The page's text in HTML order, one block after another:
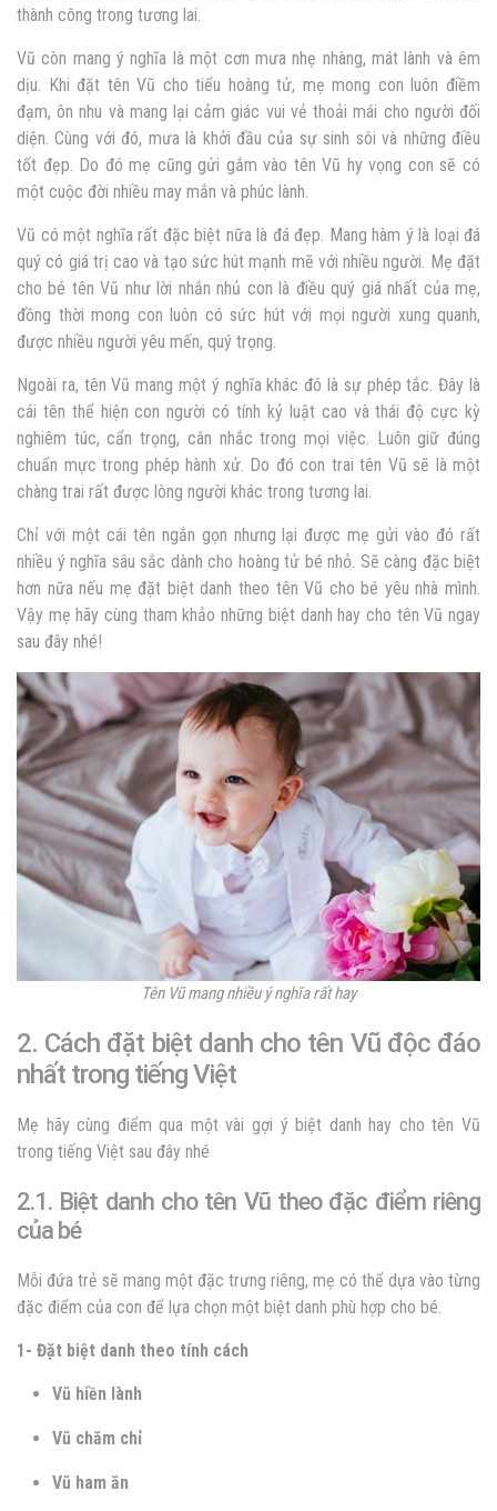
thành công trong tương lai.
Vũ còn mang ý nghĩa là một cơn mưa nhẹ nhàng, mát lành và êm
dịu. Khi đặt tên Vũ cho tiểu hoàng tử, mẹ mong con luôn điềm
đạm, ôn nhu và mang lại cảm giác vui vẻ thoải mái cho người đối
diện. Cùng với đó, mưa là khởi đầu của sự sinh sôi và những điều
tốt đẹp. Do đó mẹ cũng gửi gắm vào tên Vũ hy vọng con sẽ có
một cuộc đời nhiều may mắn và phúc lành.
Vũ có một nghĩa rất đặc biệt nữa là đá đẹp. Mang hàm ý là loại đá
quý có giá trị cao và tạo sức hút mạnh mẽ với nhiều người. Mẹ đặt
cho bé tên Vũ như lời nhắn nhủ con là điều quý giá nhất của mẹ,
đồng thời mong con luôn có sức hút với mọi người xung quanh,
được nhiều người yêu mến, quý trọng.
Ngoài ra, tên Vũ mang một ý nghĩa khác đó là sự phép tắc. Đây là
cái tên thể hiện con người có tính kỷ luật cao và thái độ cực kỳ
nghiêm túc, cẩn trọng, cân nhắc trong mọi việc. Luôn giữ đúng
chuẩn mực trong phép hành xử. Do đó con trai tên Vũ sẽ là một
chàng trai rất được lòng người khác trong tương lai.
Chỉ với một cái tên ngắn gọn nhưng lại được mẹ gửi vào đó rất
nhiều ý nghĩa sâu sắc dành cho hoàng tử bé nhỏ. Sẽ càng đặc biệt
hơn nữa nếu mẹ đặt biệt danh theo tên Vũ cho bé yêu nhà mình.
Vậy mẹ hãy cùng tham khảo những biệt danh hay cho tên Vũ ngay
sau đây nhé!
Tên Vũ mang nhiều ý nghĩa rất hay
2. Cách đặt biệt danh cho tên Vũ độc đáo
nhất trong tiếng Việt
Mẹ hãy cùng điểm qua một vài gợi ý biệt danh hay cho tên Vũ
trong tiếng Việt sau đây nhé
2.1. Biệt danh cho tên Vũ theo đặc điểm riêng
của bé
Mỗi đứa trẻ sẽ mang một đặc trưng riêng, mẹ có thể dựa vào từng
đặc điểm của con để lựa chọn một biệt danh phù hợp cho bé.
1- Đặt biệt danh theo tính cách
Vũ hiền lành
Vũ chăm chỉ
Vũ ham ăn